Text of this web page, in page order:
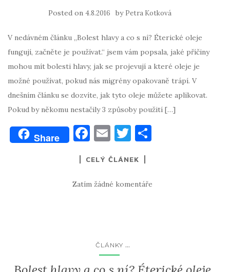
Posted on 4.8.2016 by Petra Kotková
V nedávném článku „Bolest hlavy a co s ní? Éterické oleje
fungují, začněte je používat.“ jsem vám popsala, jaké příčiny
mohou mít bolesti hlavy, jak se projevují a které oleje je
možné používat, pokud nás migrény opakovaně trápí. V
dnešním článku se dozvíte, jak tyto oleje můžete aplikovat.
Pokud by někomu nestačily 3 způsoby použití […]
Share F
c
e
k
E
ai
l
T
it
te e
CELÝ ČLÁNEK
Zatím žádné komentáře
ČLÁNKY ...